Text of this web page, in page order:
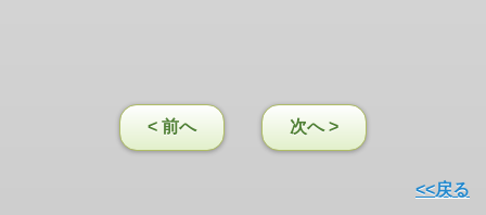
< 前へ 次へ >
<<戻る